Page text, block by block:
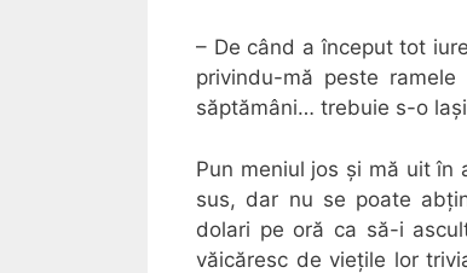
– De când a început tot
privindu-mă peste
săptămâni… trebuie s-o
Pun meniul jos și mă uit în
sus, dar nu se poate
dolari pe oră ca să-i
văicăresc de viețile lor